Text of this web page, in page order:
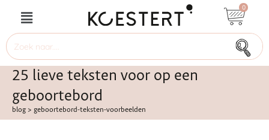
0
25 lieve teksten voor op een
geboortebord
blog> geboortebord-teksten-voorbeelden